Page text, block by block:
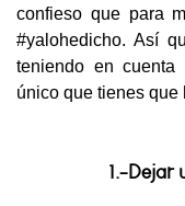
confieso que para
#yalohedicho. Así
teniendo en
único que tienes que
1.-Dejar